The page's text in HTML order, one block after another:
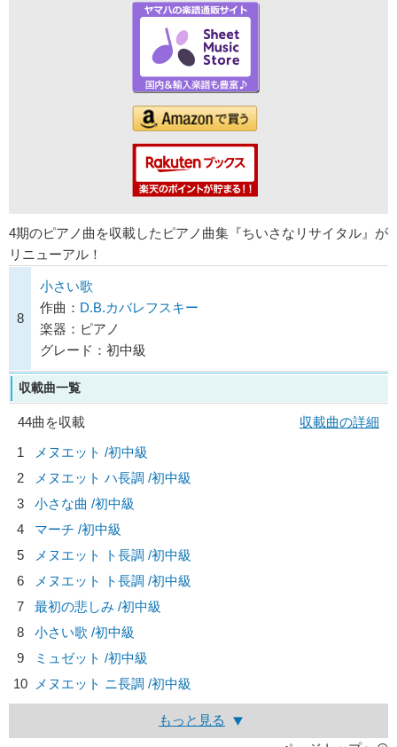
4期のピアノ曲を収載したピアノ曲集『ちいさなリサイタル』が
リニューアル！
8
小さい歌
作曲： D.B.カバレフスキー
楽器：ピアノ
グレード：初中級
収載曲一覧
44曲を収載
収載曲の詳細
1
メヌエット /初中級
2
メヌエット ハ長調 /初中級
3
小さな曲 /初中級
4
マーチ /初中級
5
メヌエット ト長調 /初中級
6
メヌエット ト長調 /初中級
7
最初の悲しみ /初中級
8
小さい歌 /初中級
9
ミュゼット /初中級
10
メヌエット ニ長調 /初中級
もっと見る